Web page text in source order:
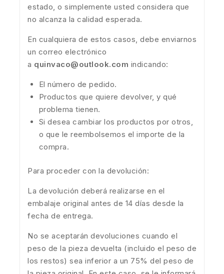
estado, o simplemente usted considera que
no alcanza la calidad esperada.
En cualquiera de estos casos, debe enviarnos
un correo electrónico
a quinvaco@outlook.com indicando:
El número de pedido.
Productos que quiere devolver, y qué
problema tienen.
Si desea cambiar los productos por otros,
o que le reembolsemos el importe de la
compra.
Para proceder con la devolución:
La devolución deberá realizarse en el
embalaje original antes de 14 días desde la
fecha de entrega.
No se aceptarán devoluciones cuando el
peso de la pieza devuelta (incluido el peso de
los restos) sea inferior a un 75% del peso de